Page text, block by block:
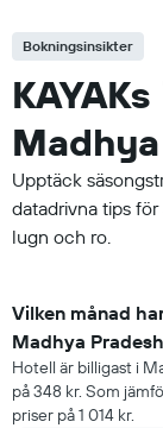
Bokningsinsikter
Upptäck
datadrivna tips
lugn och ro.
Vilken månad
Madhya
Hotell är billigast i
på 348 kr. Som
priser på 1 014 kr.